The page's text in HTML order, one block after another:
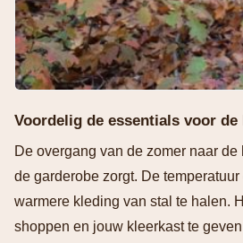
Voordelig de essentials voor
De overgang van de zomer naar
de garderobe zorgt. De
warmere kleding van stal te halen.
shoppen en jouw kleerkast te